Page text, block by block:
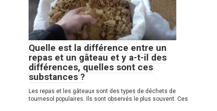
Quelle est la différence entre un
repas et un gâteau et y a-t-il des
différences, quelles sont ces
substances ?
Les repas et les gâteaux sont des types de déchets de
tournesol populaires. Ils sont observés le plus souvent. Ces